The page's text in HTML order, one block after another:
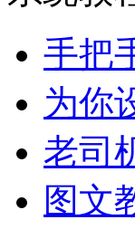
手把
为你
老司
图文